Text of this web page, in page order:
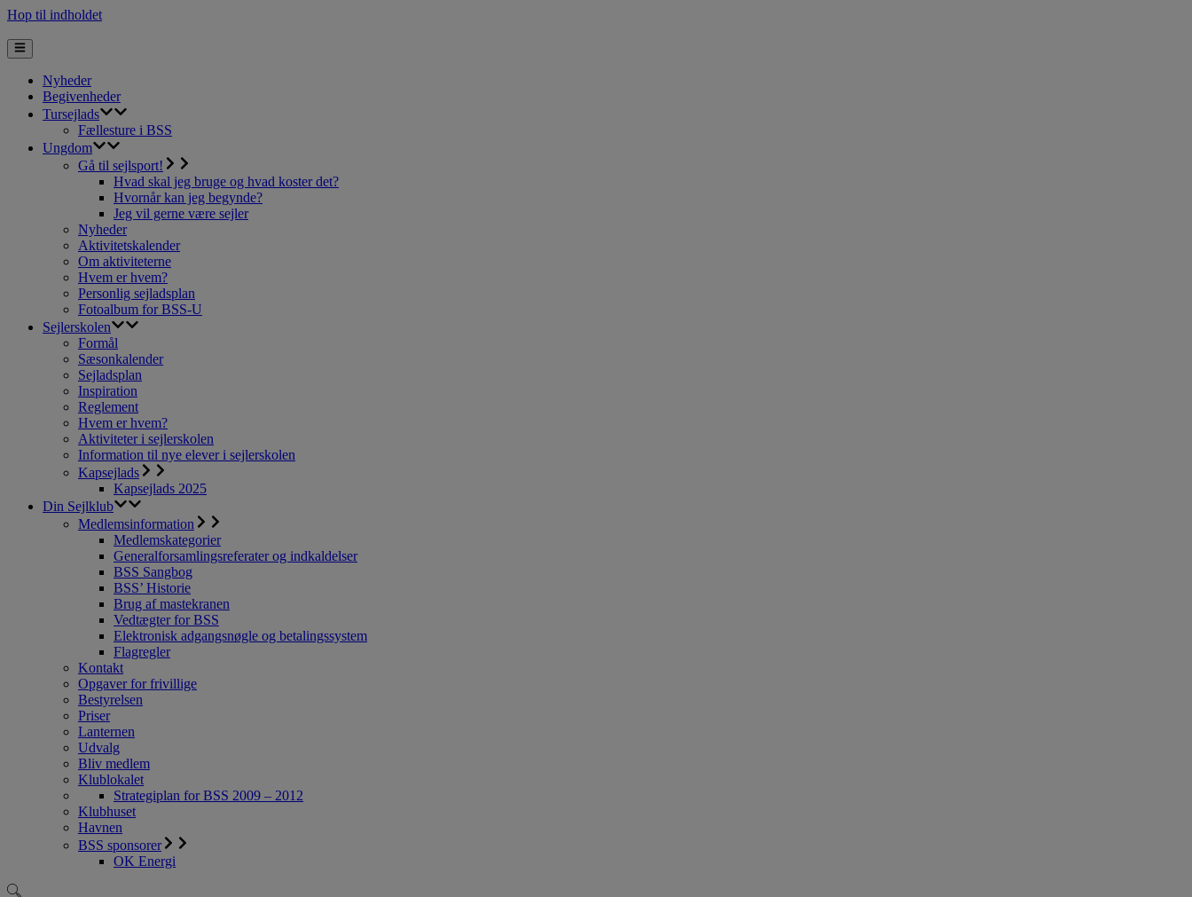
Hop til indholdet
Nyheder
Begivenheder
Tursejlads
Fællesture i BSS
Ungdom
Gå til sejlsport!
Hvad skal jeg bruge og hvad koster det?
Hvornår kan jeg begynde?
Jeg vil gerne være sejler
Nyheder
Aktivitetskalender
Om aktiviteterne
Hvem er hvem?
Personlig sejladsplan
Fotoalbum for BSS-U
Sejlerskolen
Formål
Sæsonkalender
Sejladsplan
Inspiration
Reglement
Hvem er hvem?
Aktiviteter i sejlerskolen
Information til nye elever i sejlerskolen
Kapsejlads
Kapsejlads 2025
Din Sejlklub
Medlemsinformation
Medlemskategorier
Generalforsamlingsreferater og indkaldelser
BSS Sangbog
BSS’ Historie
Brug af mastekranen
Vedtægter for BSS
Elektronisk adgangsnøgle og betalingssystem
Flagregler
Kontakt
Opgaver for frivillige
Bestyrelsen
Priser
Lanternen
Udvalg
Bliv medlem
Klublokalet
Strategiplan for BSS 2009 – 2012
Klubhuset
Havnen
BSS sponsorer
OK Energi